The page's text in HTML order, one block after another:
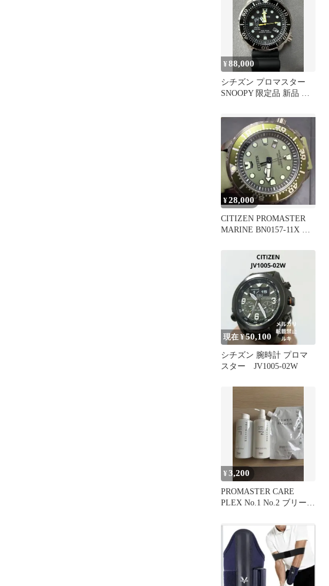
¥88,000
シチズン プロマスター
SNOOPY 限定品 新品 未
¥28,000
CITIZEN PROMASTER
MARINE BN0157-11X 極
現在 ¥50,100
シチズン 腕時計 プロマ
スター JV1005-02W
¥3,200
PROMASTER CARE
PLEX No.1 No.2 ブリーチ